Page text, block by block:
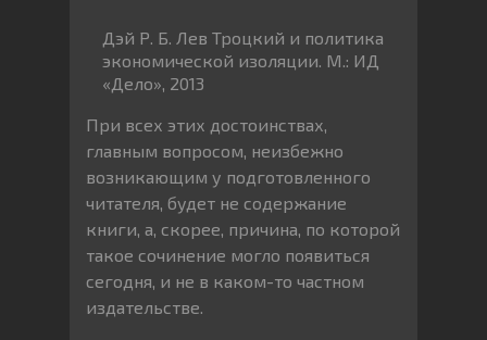
Дэй Р. Б. Лев Троцкий и политика
экономической изоляции. М.: ИД
«Дело», 2013
При всех этих достоинствах,
главным вопросом, неизбежно
возникающим у подготовленного
читателя, будет не содержание
книги, а, скорее, причина, по которой
такое сочинение могло появиться
сегодня, и не в каком-то частном
издательстве.